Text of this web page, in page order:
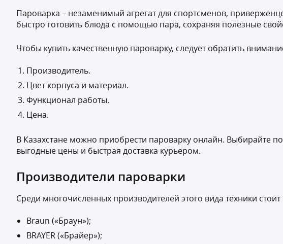
Пароварка – незаменимый агрегат для спортсменов,
быстро готовить блюда с помощью пара, сохраняя полезные
Чтобы купить качественную пароварку, следует обратить
Производитель.
Цвет корпуса и материал.
Функционал работы.
Цена.
В Казахстане можно приобрести пароварку онлайн. Выбирайте
выгодные цены и быстрая доставка курьером.
Производители пароварки
Среди многочисленных производителей этого вида техники
Braun («Браун»);
BRAYER («Брайер»);